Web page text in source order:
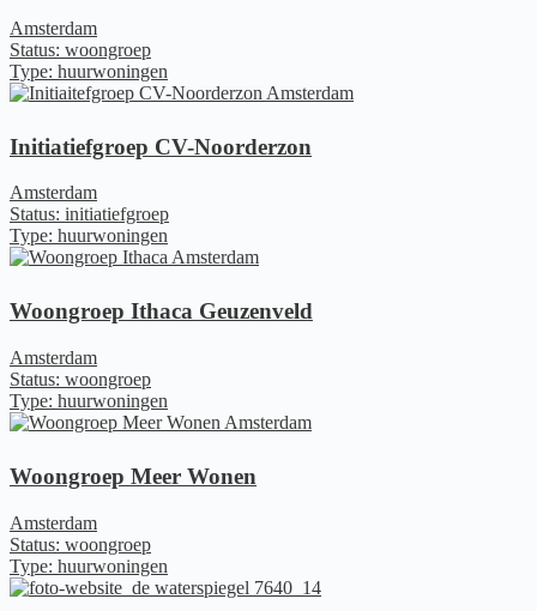
Amsterdam
Status: woongroep
Type: huurwoningen
Initiatiefgroep CV-Noorderzon
Amsterdam
Status: initiatiefgroep
Type: huurwoningen
Woongroep Ithaca Geuzenveld
Amsterdam
Status: woongroep
Type: huurwoningen
Woongroep Meer Wonen
Amsterdam
Status: woongroep
Type: huurwoningen